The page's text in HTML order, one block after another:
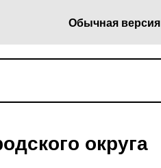
Обычная версия
округа